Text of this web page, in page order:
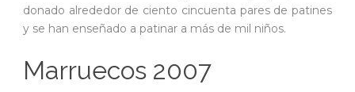
donado alrededor de ciento cincuenta pares de patines
y se han enseñado a patinar a más de mil niños.
Marruecos 2007